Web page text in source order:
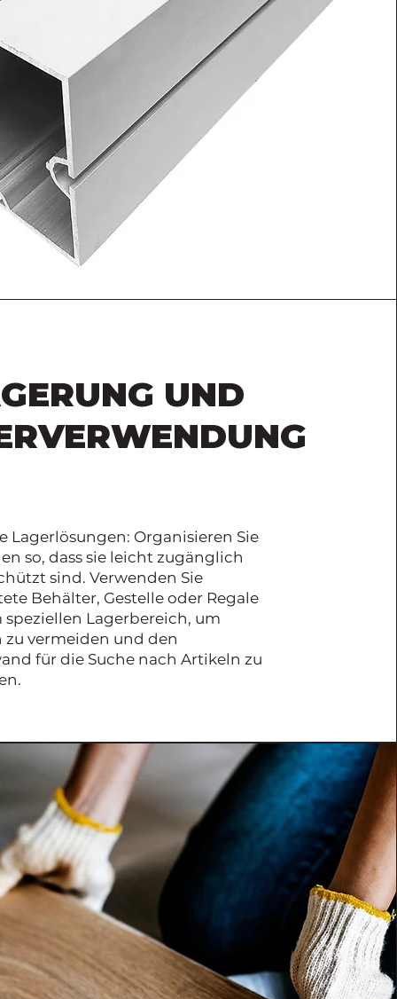
UND
Lagerlösungen: Organisieren Sie
so, dass sie leicht zugänglich
sind. Verwenden Sie
Behälter, Gestelle oder Regale
speziellen Lagerbereich, um
zu vermeiden und den
für die Suche nach Artikeln zu